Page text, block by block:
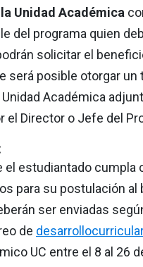
Unidad Académica
del programa quien
solicitar el
será posible otorgar
Académica
el Director o Jefe del
el estudiantado
para su postulación al
ser enviadas
de
UC entre el 8 al 26